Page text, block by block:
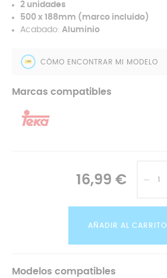
2 unidades
500 x 188mm (marco incluido)
Acabado: Aluminio
CÓMO ENCONTRAR MI MODELO
Marcas compatibles
16,99 €
AÑADIR AL CARRITO
Modelos compatibles